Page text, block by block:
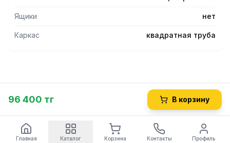
Ящики нет
Каркас квадратная труба
96 400 тг В корзину
Главная Каталог Корзина Контакты Профиль